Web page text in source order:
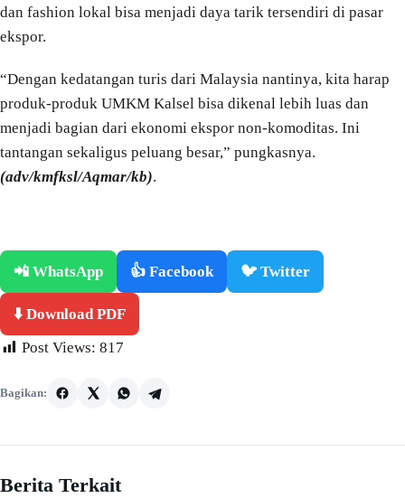
dan fashion lokal bisa menjadi daya tarik tersendiri di pasar
ekspor.
“Dengan kedatangan turis dari Malaysia nantinya, kita harap
produk-produk UMKM Kalsel bisa dikenal lebih luas dan
menjadi bagian dari ekonomi ekspor non-komoditas. Ini
tantangan sekaligus peluang besar,” pungkasnya.
(adv/kmfksl/Aqmar/kb).
📲 WhatsApp 👍 Facebook 🐦 Twitter
⬇️ Download PDF
Post Views: 817
Bagikan:
Berita Terkait